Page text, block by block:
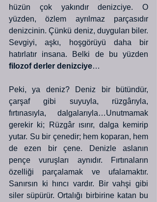
hüzün çok yakındır denizciye. O
yüzden, özlem ayrılmaz parçasıdır
denizcinin. Çünkü deniz, duyguları biler.
Sevgiyi, aşkı, hoşgörüyü daha bir
filozof derler denizciye…
Peki, ya deniz? Deniz bir bütündür,
çarşaf gibi suyuyla, rüzgârıyla,
fırtınasıyla, dalgalarıyla…Unutmamak
gerekir ki; Rüzgâr ısırır, dalga kemirip
yutar. Su bir çenedir; hem koparan, hem
de ezen bir çene. Denizle aslanın
pençe vuruşları aynıdır. Fırtınaların
özelliği parçalamak ve ufalamaktır.
Sanırsın ki hıncı vardır. Bir vahşi gibi
siler süpürür. Ortalığı birbirine katan bu